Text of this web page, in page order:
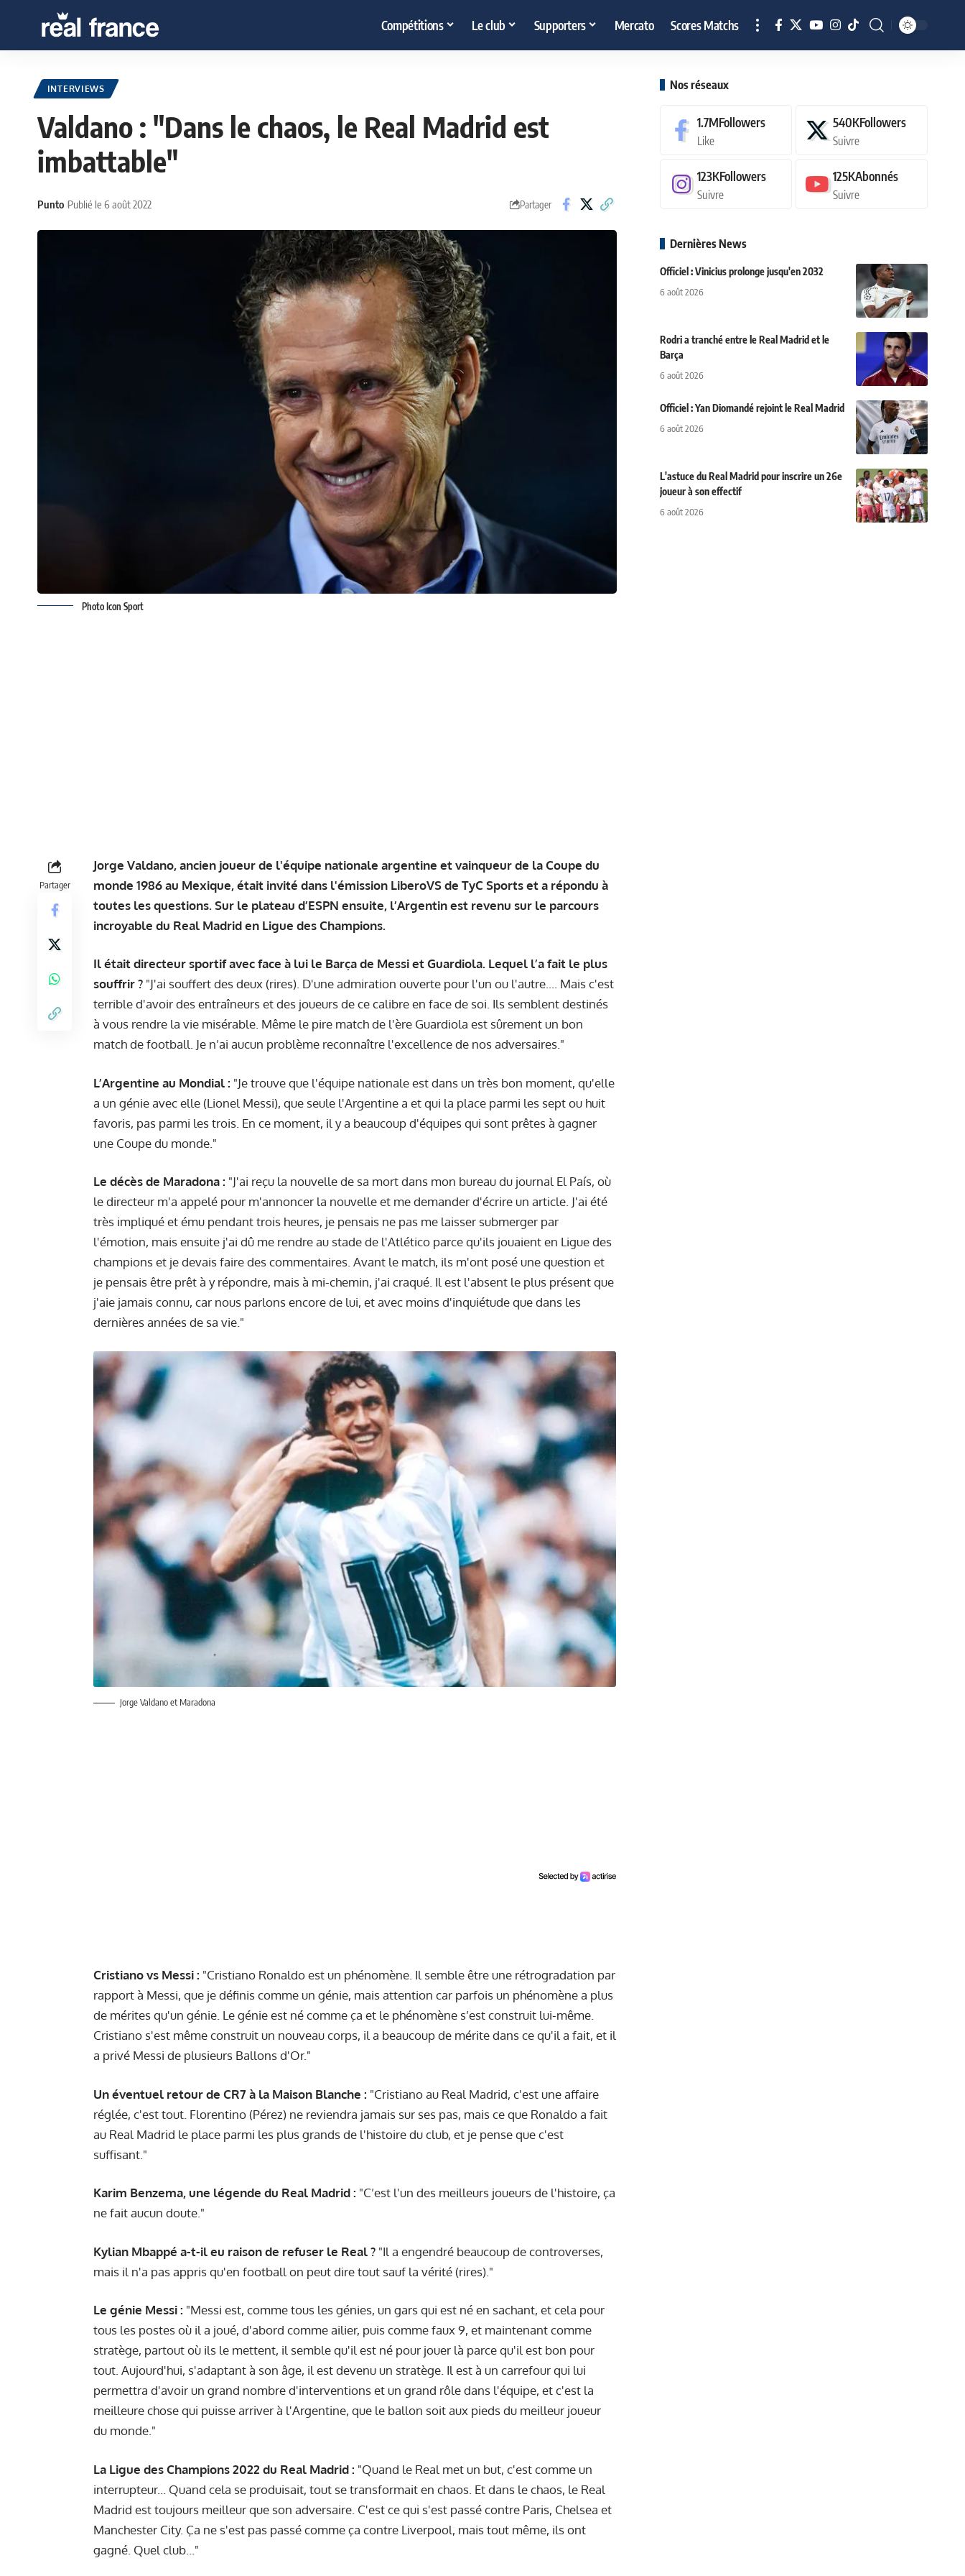
Compétitions Le club Supporters Mercato Scores Matchs
INTERVIEWS
Valdano : "Dans le chaos, le Real Madrid est
imbattable"
Punto Publié le 6 août 2022 Partager
Photo Icon Sport
Partager
Jorge Valdano, ancien joueur de l'équipe nationale argentine et vainqueur de la Coupe du
monde 1986 au Mexique, était invité dans l'émission LiberoVS de TyC Sportset a répondu à
toutes les questions. Sur le plateau d’ESPN ensuite, l’Argentin est revenu sur le parcours
incroyable du Real Madrid en Ligue des Champions.
Il était directeur sportif avec face à lui le Barça de Messi et Guardiola. Lequel l’a fait le plus
souffrir ? "J'ai souffert des deux (rires). D'une admiration ouverte pour l'un ou l'autre.... Mais c'est
terrible d'avoir des entraîneurs et des joueurs de ce calibre en face de soi. Ils semblent destinés
à vous rendre la vie misérable. Même le pire match de l'ère Guardiola est sûrement un bon
match de football. Je n’ai aucun problème reconnaître l'excellence de nos adversaires."
L’Argentine au Mondial : "Je trouve que l'équipe nationale est dans un très bon moment, qu'elle
a un génie avec elle (Lionel Messi), que seule l'Argentine a et qui la place parmi les sept ou huit
favoris, pas parmi les trois. En ce moment, il y a beaucoup d'équipes qui sont prêtes à gagner
une Coupe du monde."
Le décès de Maradona : "J'ai reçu la nouvelle de sa mort dans mon bureau du journal El País, où
le directeur m'a appelé pour m'annoncer la nouvelle et me demander d'écrire un article. J'ai été
très impliqué et ému pendant trois heures, je pensais ne pas me laisser submerger par
l'émotion, mais ensuite j'ai dû me rendre au stade de l'Atlético parce qu'ils jouaient en Ligue des
champions et je devais faire des commentaires. Avant le match, ils m'ont posé une question et
je pensais être prêt à y répondre, mais à mi-chemin, j'ai craqué. Il est l'absent le plus présent que
j'aie jamais connu, car nous parlons encore de lui, et avec moins d'inquiétude que dans les
dernières années de sa vie."
Jorge Valdano et Maradona
Cristiano vs Messi : "Cristiano Ronaldo est un phénomène. Il semble être une rétrogradation par
rapport à Messi, que je définis comme un génie, mais attention car parfois un phénomène a plus
de mérites qu'un génie. Le génie est né comme ça et le phénomène s’est construit lui-même.
Cristiano s'est même construit un nouveau corps, il a beaucoup de mérite dans ce qu'il a fait, et il
a privé Messi de plusieurs Ballons d'Or."
Un éventuel retour de CR7 à la Maison Blanche : "Cristiano au Real Madrid, c'est une affaire
réglée, c'est tout. Florentino (Pérez) ne reviendra jamais sur ses pas, mais ce que Ronaldo a fait
au Real Madrid le place parmi les plus grands de l'histoire du club, et je pense que c'est
suffisant."
Karim Benzema, une légende du Real Madrid : "C’est l'un des meilleurs joueurs de l'histoire, ça
ne fait aucun doute."
Kylian Mbappé a-t-il eu raison de refuser le Real ? "Il a engendré beaucoup de controverses,
mais il n'a pas appris qu'en football on peut dire tout sauf la vérité (rires)."
Le génie Messi : "Messi est, comme tous les génies, un gars qui est né en sachant, et cela pour
tous les postes où il a joué, d'abord comme ailier, puis comme faux 9, et maintenant comme
stratège, partout où ils le mettent, il semble qu'il est né pour jouer là parce qu'il est bon pour
tout. Aujourd'hui, s'adaptant à son âge, il est devenu un stratège. Il est à un carrefour qui lui
permettra d'avoir un grand nombre d'interventions et un grand rôle dans l'équipe, et c'est la
meilleure chose qui puisse arriver à l'Argentine, que le ballon soit aux pieds du meilleur joueur
du monde."
La Ligue des Champions 2022 du Real Madrid : "Quand le Real met un but, c'est comme un
interrupteur... Quand cela se produisait, tout se transformait en chaos. Et dans le chaos, le Real
Madrid est toujours meilleur que son adversaire. C'est ce qui s'est passé contre Paris, Chelsea et
Manchester City. Ça ne s'est pas passé comme ça contre Liverpool, mais tout même, ils ont
gagné. Quel club…"
Nos réseaux
1.7MFollowers
Like
540KFollowers
Suivre
123KFollowers
Suivre
125KAbonnés
Suivre
Dernières News
Officiel : Vinicius prolonge jusqu'en 2032
6 août 2026
Rodri a tranché entre le Real Madrid et le
Barça
6 août 2026
Officiel : Yan Diomandé rejoint le Real Madrid
6 août 2026
L'astuce du Real Madrid pour inscrire un 26e
joueur à son effectif
6 août 2026